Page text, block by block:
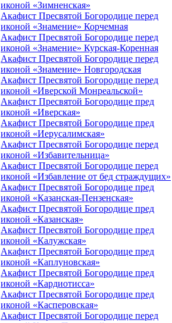
иконой «Зимненская»
Акафист Пресвятой Богородице перед
иконой «Знамение» Корчемная
Акафист Пресвятой Богородице перед
иконой «Знамение» Курская-Коренная
Акафист Пресвятой Богородице перед
иконой «Знамение» Новгородская
Акафист Пресвятой Богородице перед
иконой «Иверской Монреальской»
Акафист Пресвятой Богородице пред
иконой «Иверская»
Акафист Пресвятой Богородице пред
иконой «Иерусалимская»
Акафист Пресвятой Богородице перед
иконой «Избавительница»
Акафист Пресвятой Богородице перед
иконой «Избавление от бед страждущих»
Акафист Пресвятой Богородице пред
иконой «Казанская-Пензенская»
Акафист Пресвятой Богородице пред
иконой «Казанская»
Акафист Пресвятой Богородице пред
иконой «Калужская»
Акафист Пресвятой Богородице пред
иконой «Каплуновская»
Акафист Пресвятой Богородице пред
иконой «Кардиотисса»
Акафист Пресвятой Богородице пред
иконой «Касперовская»
Акафист Пресвятой Богородице перед